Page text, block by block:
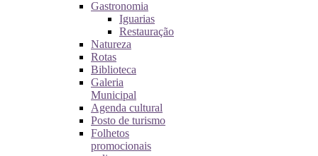
Gastronomia
Iguarias
Restauração
Natureza
Rotas
Biblioteca
Galeria
Municipal
Agenda cultural
Posto de turismo
Folhetos
promocionais